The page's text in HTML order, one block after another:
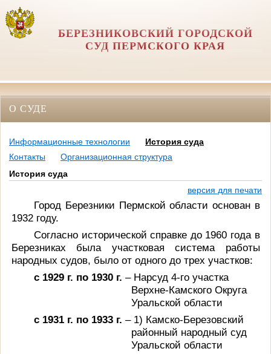
БЕРЕЗНИКОВСКИЙ ГОРОДСКОЙ
СУД ПЕРМСКОГО КРАЯ
О СУДЕ
Информационные технологии
История суда
Контакты
Организационная структура
История суда
версия для печати
Город Березники Пермской области основан в
1932 году.
Согласно исторической справке до 1960 года в
Березниках была участковая система работы
народных судов, было от одного до трех участков:
с 1929 г. по 1930 г. – Нарсуд 4-го участка
Верхне-Камского Округа
Уральской области
с 1931 г. по 1933 г. – 1) Камско-Березовский
районный народный суд
Уральской области